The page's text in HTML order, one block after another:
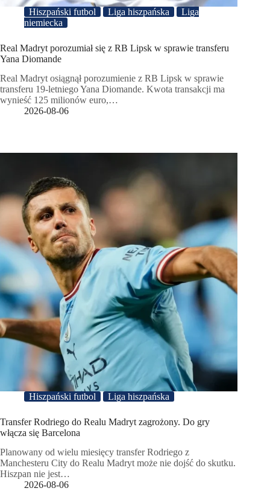
Hiszpański futbol Liga hiszpańska
Liga
niemiecka
Real Madryt porozumiał się z RB Lipsk w sprawie transferu
Yana Diomande
Real Madryt osiągnął porozumienie z RB Lipsk w sprawie
transferu 19-letniego Yana Diomande. Kwota transakcji ma
wynieść 125 milionów euro,…
2026-08-06
Hiszpański futbol Liga hiszpańska
Transfer Rodriego do Realu Madryt zagrożony. Do gry
włącza się Barcelona
Planowany od wielu miesięcy transfer Rodriego z
Manchesteru City do Realu Madryt może nie dojść do skutku.
Hiszpan nie jest…
2026-08-06